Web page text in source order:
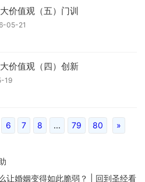
价值观（五）门训
05-21
价值观（四）创新
19
6 7 8 ... 79 80 »
让婚姻变得如此脆弱？ | 回到圣经看